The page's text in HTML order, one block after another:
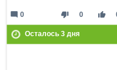
thumb_down 0 thumb_up
mode_comment 0
Осталось 3дня